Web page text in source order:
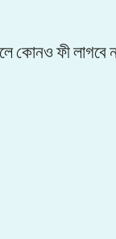
কোনও ফী লাগবে